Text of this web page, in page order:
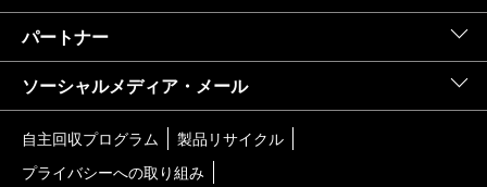
パートナー
ソーシャルメディア・メール
自主回収プログラム
製品リサイクル
プライバシーへの取り組み